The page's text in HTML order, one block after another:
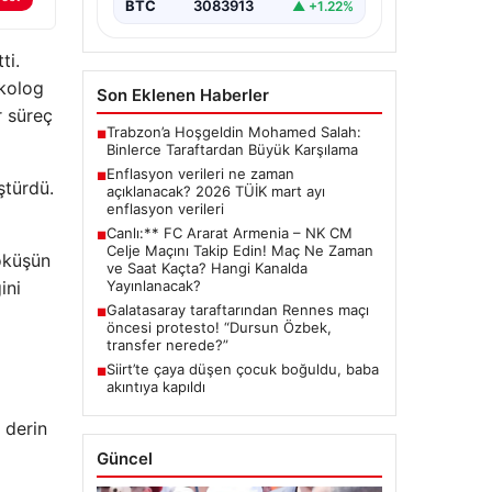
süreç
derin
BTC 3083913 ▲ +1.22%
Son Eklenen Haberler
■Trabzon’a Hoşgeldin Mohamed Salah:
Binlerce Taraftardan Büyük Karşılama
■Enflasyon verileri ne zaman
açıklanacak? 2026 TÜİK mart ayı
enflasyon verileri
■Canlı:** FC Ararat Armenia – NK CM
Celje Maçını Takip Edin! Maç Ne Zaman
ve Saat Kaçta? Hangi Kanalda
Yayınlanacak?
■Galatasaray taraftarından Rennes maçı
öncesi protesto! “Dursun Özbek,
transfer nerede?”
■Siirt’te çaya düşen çocuk boğuldu, baba
akıntıya kapıldı
Güncel